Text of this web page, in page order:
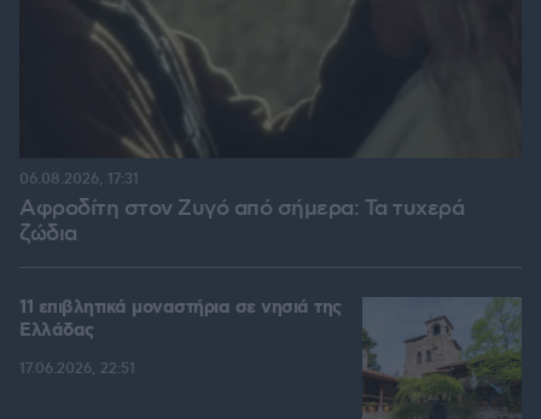
Αφροδίτη στον Ζυγό από σήμερα: Τα τυχερά
ζώδια
06.08.2026, 17:31
11 επιβλητικά μοναστήρια σε νησιά της
Ελλάδας
17.06.2026, 22:51